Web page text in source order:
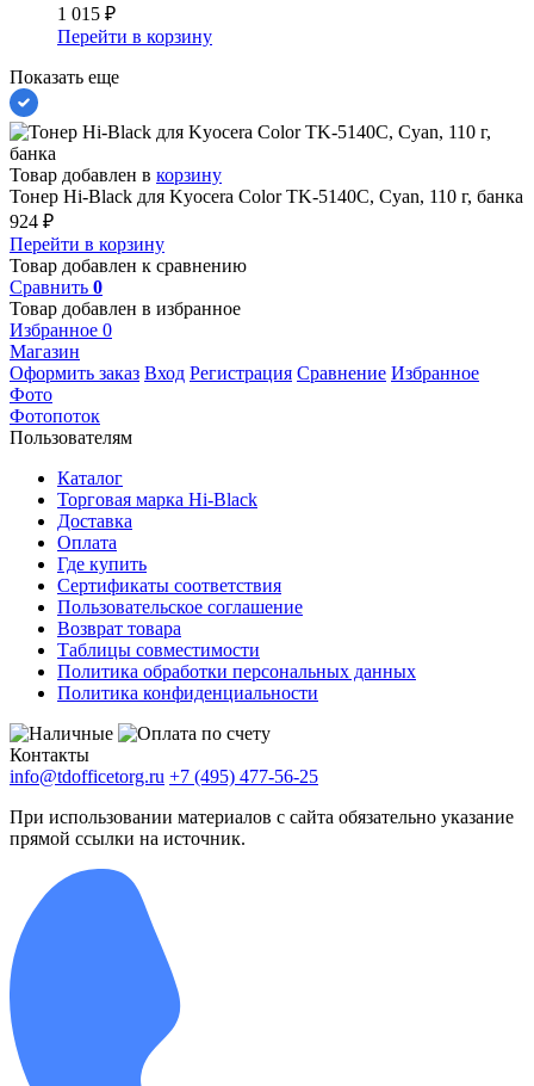
1 015 ₽
Перейти в корзину
Показать еще
Товар добавлен в корзину
Тонер Hi-Black для Kyocera Color TK-5140C, Сyan, 110 г, банка
924 ₽
Перейти в корзину
Товар добавлен к сравнению
Сравнить 0
Товар добавлен в избранное
Избранное 0
Магазин
Оформить заказ Вход Регистрация Сравнение Избранное
Фото
Фотопоток
Пользователям
Каталог
Торговая марка Hi-Black
Доставка
Оплата
Где купить
Сертификаты соответствия
Пользовательское соглашение
Возврат товара
Таблицы совместимости
Политика обработки персональных данных
Политика конфиденциальности
Контакты
info@tdofficetorg.ru +7 (495) 477-56-25
При использовании материалов с сайта обязательно указание
прямой ссылки на источник.